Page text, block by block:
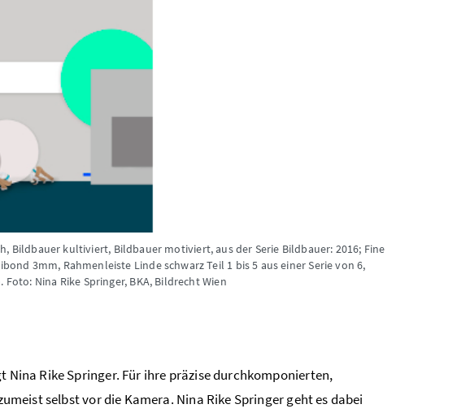
Bildbauer kultiviert, Bildbauer motiviert, aus der Serie Bildbauer: 2016; Fine
3mm, Rahmenleiste Linde schwarz Teil 1 bis 5 aus einer Serie von 6,
Foto: Nina Rike Springer, BKA, Bildrecht Wien
Nina Rike Springer. Für ihre präzise durchkomponierten,
selbst vor die Kamera. Nina Rike Springer geht es dabei